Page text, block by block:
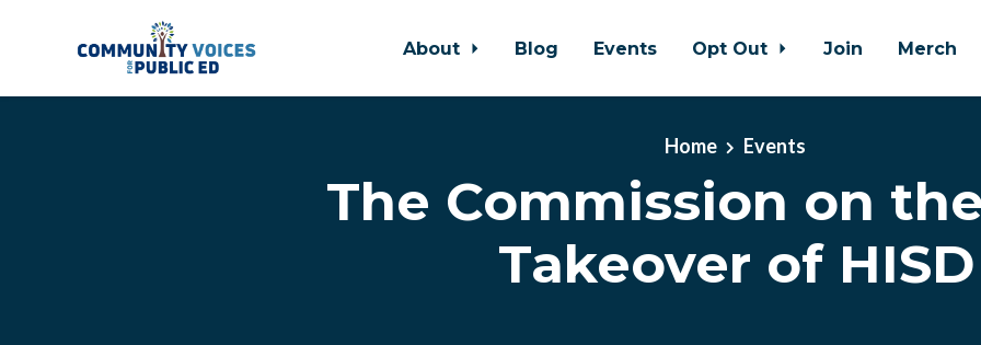
About Blog Events Opt Out Join Merch
Home Events
The Commission on
Takeover of HISD